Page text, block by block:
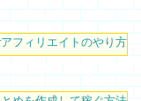
フィリエイトのやり方